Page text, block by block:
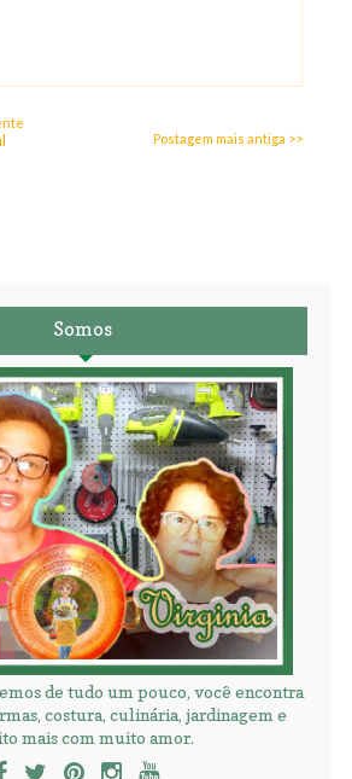
Postagem mais antiga >>
Somos
de tudo um pouco, você encontra
costura, culinária, jardinagem e
mais com muito amor.